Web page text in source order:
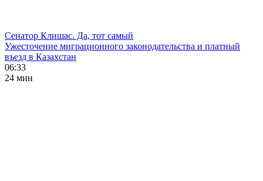
Сенатор Клишас. Да, тот самый
Ужесточение миграционного законодательства и платный
въезд в Казахстан
06:33
24 мин